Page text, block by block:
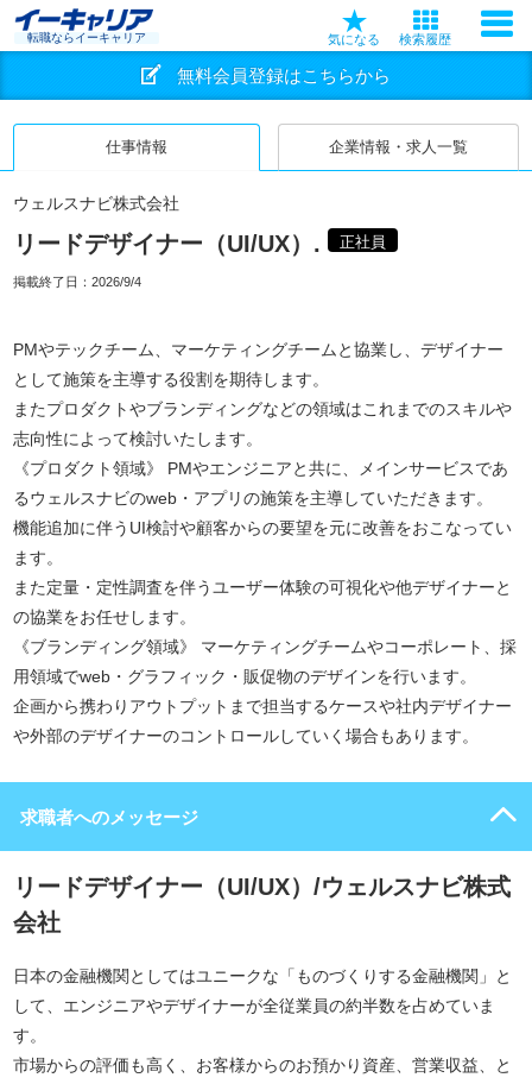
転職ならイーキャリア 気になる 検索履歴
無料会員登録はこちらから
仕事情報 企業情報・求人一覧
ウェルスナビ株式会社
リードデザイナー（UI/UX）. 正社員
掲載終了日： 2026/9/4
PMやテックチーム、マーケティングチームと協業し、デザイナー
として施策を主導する役割を期待します。
またプロダクトやブランディングなどの領域はこれまでのスキルや
志向性によって検討いたします。
《プロダクト領域》 PMやエンジニアと共に、メインサービスであ
るウェルスナビのweb・アプリの施策を主導していただきます。
機能追加に伴うUI検討や顧客からの要望を元に改善をおこなってい
ます。
また定量・定性調査を伴うユーザー体験の可視化や他デザイナーと
の協業をお任せします。
《ブランディング領域》 マーケティングチームやコーポレート、採
用領域でweb・グラフィック・販促物のデザインを行います。
企画から携わりアウトプットまで担当するケースや社内デザイナー
や外部のデザイナーのコントロールしていく場合もあります。
求職者へのメッセージ
リードデザイナー（UI/UX）/ウェルスナビ株式
会社
日本の金融機関としてはユニークな「ものづくりする金融機関」と
して、エンジニアやデザイナーが全従業員の約半数を占めていま
す。
市場からの評価も高く、お客様からのお預かり資産、営業収益、と